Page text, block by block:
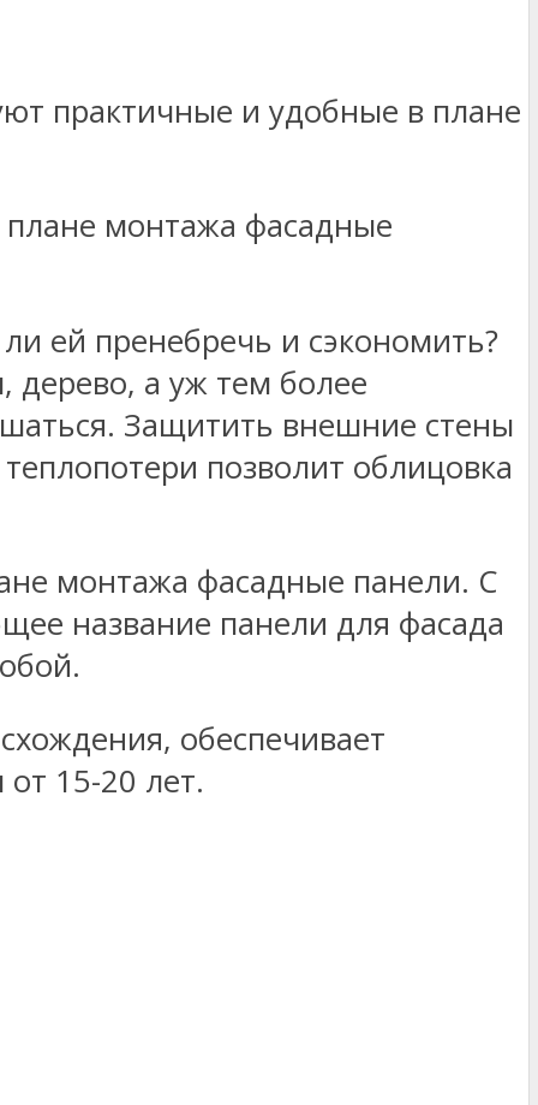
монтажа фасадные
ей пренебречь и сэкономить?
дерево, а уж тем более
Защитить внешние стены
позволит облицовка
монтажа фасадные панели. С
название панели для фасада
обеспечивает
15-20 лет.